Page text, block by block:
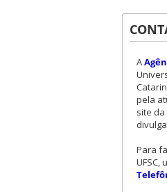
A
pela
site da
Para
UFSC,